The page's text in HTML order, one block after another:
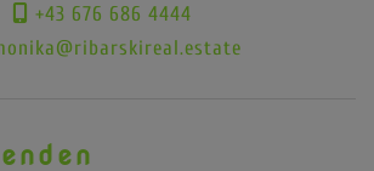
+43 676 686 4444